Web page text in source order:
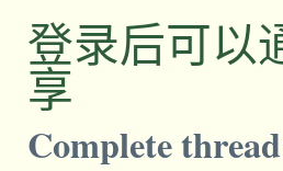
登录后可以
享
Complete